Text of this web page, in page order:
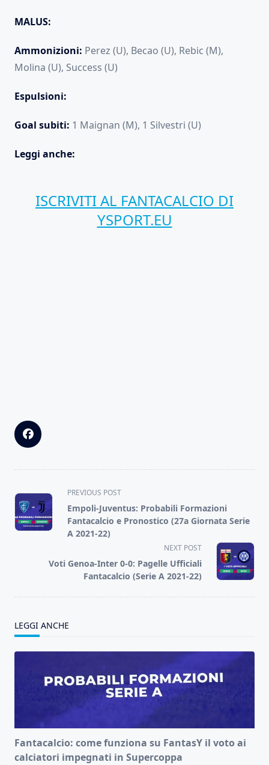
MALUS:
Ammonizioni: Perez (U), Becao (U), Rebic (M),
Molina (U), Success (U)
Espulsioni:
Goal subiti: 1 Maignan (M), 1 Silvestri (U)
Leggi anche:
ISCRIVITI AL FANTACALCIO DI
YSPORT.EU
<span
class="nav-
subtitle
screen-
text">Page</span>
PREVIOUS POST
Empoli-Juventus: Probabili Formazioni
Fantacalcio e Pronostico (27a Giornata Serie
A 2021-22)
NEXT POST
Voti Genoa-Inter 0-0: Pagelle Ufficiali
Fantacalcio (Serie A 2021-22)
LEGGI ANCHE
Fantacalcio: come funziona su FantasY il voto ai
calciatori impegnati in Supercoppa